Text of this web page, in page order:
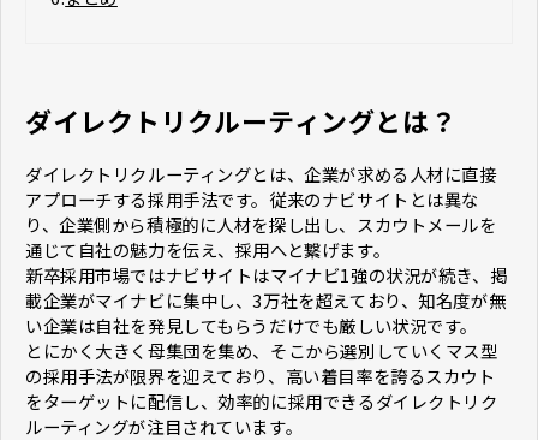
ダイレクトリクルーティングとは？
ダイレクトリクルーティングとは、企業が求める人材に直接
アプローチする採用手法です。従来のナビサイトとは異な
り、企業側から積極的に人材を探し出し、スカウトメールを
通じて自社の魅力を伝え、採用へと繋げます。
新卒採用市場ではナビサイトはマイナビ1強の状況が続き、掲
載企業がマイナビに集中し、3万社を超えており、知名度が無
い企業は自社を発見してもらうだけでも厳しい状況です。
とにかく大きく母集団を集め、そこから選別していくマス型
の採用手法が限界を迎えており、高い着目率を誇るスカウト
をターゲットに配信し、効率的に採用できるダイレクトリク
ルーティングが注目されています。